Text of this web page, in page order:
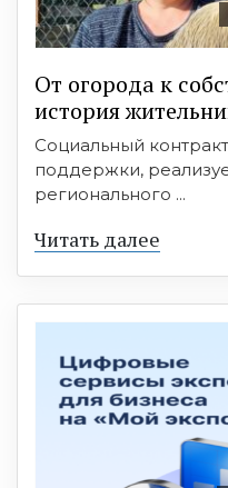
От огорода к
история
Социальный
поддержки,
регионального ...
Читать далее